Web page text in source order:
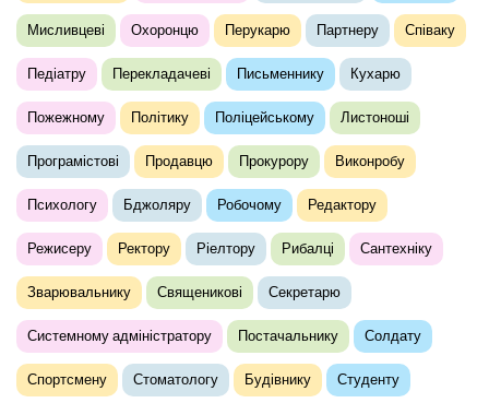
Мисливцеві Охоронцю Перукарю Партнеру Співаку
Педіатру Перекладачеві Письменнику Кухарю
Пожежному Політику Поліцейському Листоноші
Програмістові Продавцю Прокурору Виконробу
Психологу Бджоляру Робочому Редактору
Режисеру Ректору Ріелтору Рибалці Сантехніку
Зварювальнику Священикові Секретарю
Системному адміністратору Постачальнику Солдату
Спортсмену Стоматологу Будівнику Студенту